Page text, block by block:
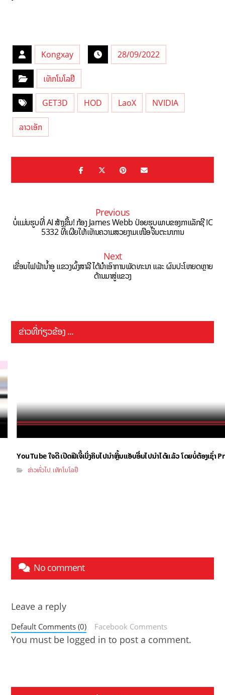
Kongxay 28/09/2022
ເທັກໂນໂລຢີ
GET3D HOD LaoX NVIDIA
ລາວເອັກ
Previous
ບໍ່ແມ່ນຮູບທີ່ AI ສ້າງຂຶ້ນ! ກ້ອງ James Webb ປ່ອຍຮູບພາບຂອງກາແລັກຊີ IC
5332 ທີ່ເຜີຍໃຫ້ເຫັນຄວາມສວຍງາມເໜືອຈິນຕະນາການ
Next
ເຂື່ອນໄຟຟ້ານ້ຳອູ ແຂວງຜົ້ງສາລີ ໄດ້ນຳເອົາການພັດທະນາ ແລະ ຜົນປະໂຫຍດຫຼາຍ
ດ້ານມາສູ່ແຂວງ
ຂ່າວທີ່ກ່ຽວຂ້ອງ ...
YouTube ໃຈດີ ເປີດຟີເຈີ້ເບິ່ງຄິບໄປນຳຫຼິ້ນແອັບອື່ນໄປນຳໄດ້ແລ້ວ ໂດຍບໍ່ຕ້ອງເຊົ່າ
ຂ່າວທົ່ວໄປ,ເທັກໂນໂລຢີ
No comment
Leave a reply
Default Comments (0) Facebook Comments
You must be logged in to post a comment.